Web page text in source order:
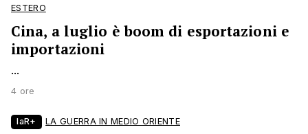
ESTERO
Cina, a luglio è boom di esportazioni e
importazioni
...
4 ore
laR+ LA GUERRA IN MEDIO ORIENTE